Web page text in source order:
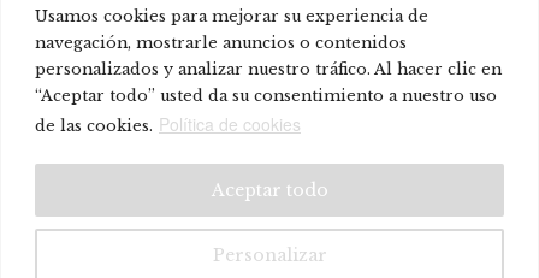
Usamos cookies para mejorar su experiencia de
navegación, mostrarle anuncios o contenidos
personalizados y analizar nuestro tráfico. Al hacer clic en
“Aceptar todo” usted da su consentimiento a nuestro uso
de las cookies. Política de cookies
Personalizar
Aceptar todo
Soraya Pla
Prodotti presente in: